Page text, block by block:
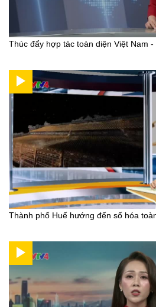
Thúc đẩy hợp tác toàn diện Việt Nam -
Thành phố Huế hướng đến số hóa